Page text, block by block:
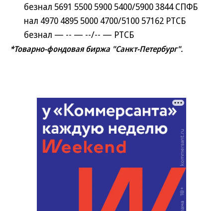
безнал 5691 5500 5900 5400/5900 3844 СПФБ
нал 4970 4895 5000 4700/5100 57162 РТСБ
безнал — -- — --/-- — РТСБ
*Товарно-фондовая биржа "Санкт-Петербург".